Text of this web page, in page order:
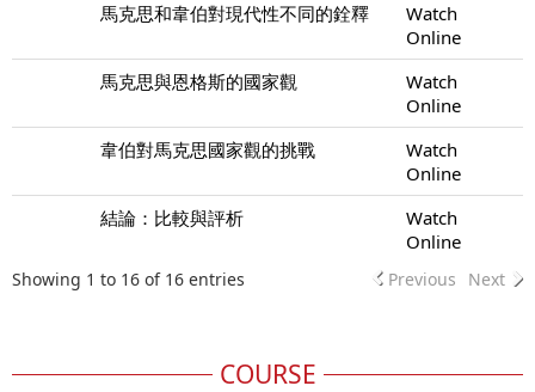
馬克思和韋伯對現代性不同的銓釋
Watch
Online
馬克思與恩格斯的國家觀
Watch
Online
韋伯對馬克思國家觀的挑戰
Watch
Online
結論：比較與評析
Watch
Online
Showing 1 to 16 of 16 entries Previous Next
COURSE